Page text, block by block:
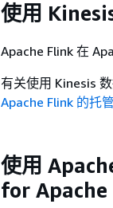
使用
Apache Flink 在
有关使用 Kinesis
Apache Flink 的托
使用
for Apache